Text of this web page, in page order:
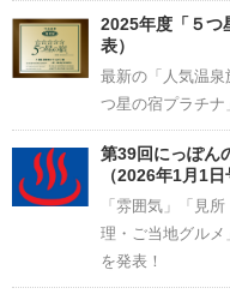
2025年度「５つ
表）
最新の「人気温泉
つ星の宿プラチナ
第39回にっぽん
（2026年1月1日
「雰囲気」「見
理・ご当地グル
を発表！